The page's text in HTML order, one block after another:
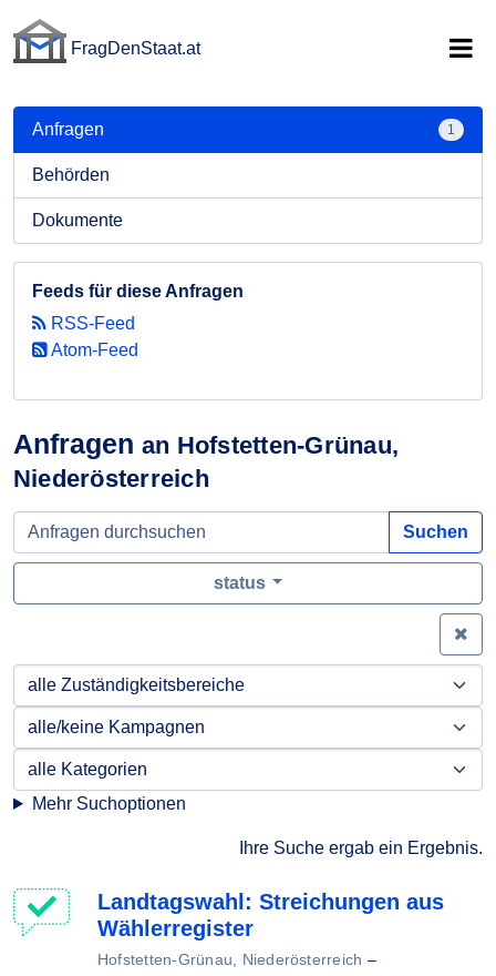
FragDenStaat.at
Anfragen an Hofstetten-Grünau,
Niederösterreich
Suchen
status
Mehr Suchoptionen
Ihre Suche ergab ein Ergebnis.
Landtagswahl: Streichungen aus
Wählerregister
Hofstetten-Grünau, Niederösterreich –
Anfragen 1
Behörden
Dokumente
Feeds für diese Anfragen
RSS-Feed
Atom-Feed